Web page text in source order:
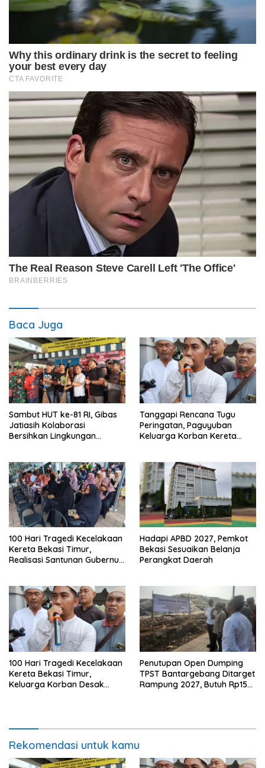
Baca Juga
Sambut HUT ke-81 RI, Gibas
Jatiasih Kolaborasi
Bersihkan Lingkungan
Tanggapi Rencana Tugu
Peringatan, Paguyuban
Keluarga Korban Kereta
Keselamatan Lebih Dulu
100 Hari Tragedi Kecelakaan
Kereta Bekasi Timur,
Realisasi Santunan Gubernur
Hadapi APBD 2027, Pemkot
Bekasi Sesuaikan Belanja
Perangkat Daerah
100 Hari Tragedi Kecelakaan
Kereta Bekasi Timur,
Keluarga Korban Desak
Penutupan Open Dumping
TPST Bantargebang Ditarget
Rampung 2027, Butuh Rp150
Rekomendasi untuk kamu